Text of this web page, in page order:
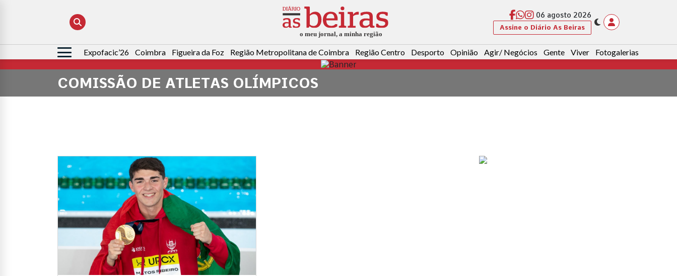
06 agosto 2026
Assine o Diário As Beiras
Pesquisar
por:
Expofacic’26 Coimbra Figueira da Foz Região Metropolitana de Coimbra Região Centro Desporto Opinião Agir/ Negócios Gente Viver Fotogalerias
COMISSÃO DE ATLETAS OLÍMPICOS